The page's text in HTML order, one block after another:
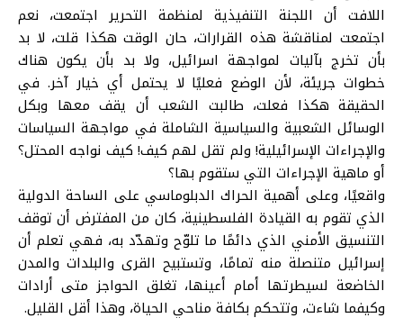
اللافت أن اللجنة التنفيذية لمنظمة التحرير اجتمعت، نعم
اجتمعت لمناقشة هذه القرارات، حان الوقت هكذا قلت، لا بد
بأن تخرج بآليات لمواجهة اسرائيل، ولا بد بأن يكون هناك
خطوات جريئة، لأن الوضع فعليًا لا يحتمل أي خيار آخر. في
الحقيقة هكذا فعلت، طالبت الشعب أن يقف معها وبكل
الوسائل الشعبية والسياسية الشاملة في مواجهة السياسات
والإجراءات الإسرائيلية! ولم تقل لهم كيف! كيف نواجه المحتل؟
أو ماهية الإجراءات التي ستقوم بها؟
واقعيًا، وعلى أهمية الحراك الدبلوماسي على الساحة الدولية
الذي تقوم به القيادة الفلسطينية، كان من المفترض أن توقف
التنسيق الأمني الذي دائمًا ما تلوّح وتهدّد به، فهي تعلم أن
إسرائيل متنصلة منه تمامًا، وتستبيح القرى والبلدات والمدن
الخاضعة لسيطرتها أمام أعينها، تغلق الحواجز متى أرادات
وكيفما شاءت، وتتحكم بكافة مناحي الحياة، وهذا أقل القليل.